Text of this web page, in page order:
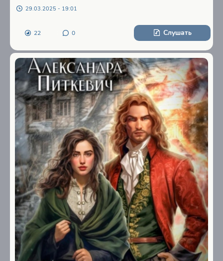
29.03.2025 - 19:01
22 0 Слушать